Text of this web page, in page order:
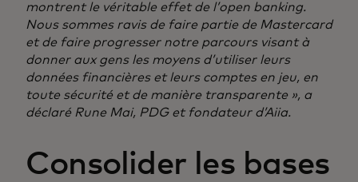
montrent le véritable effet de l’open banking.
Nous sommes ravis de faire partie de Mastercard
et de faire progresser notre parcours visant à
donner aux gens les moyens d’utiliser leurs
données financières et leurs comptes en jeu, en
toute sécurité et de manière transparente », a
déclaré Rune Mai, PDG et fondateur d’Aiia.
Consolider les bases